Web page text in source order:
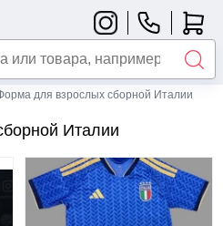
для взрослых сборной Италии
Италии